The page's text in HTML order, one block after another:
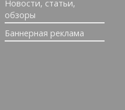
Новости, статьи,
обзоры
Баннерная реклама